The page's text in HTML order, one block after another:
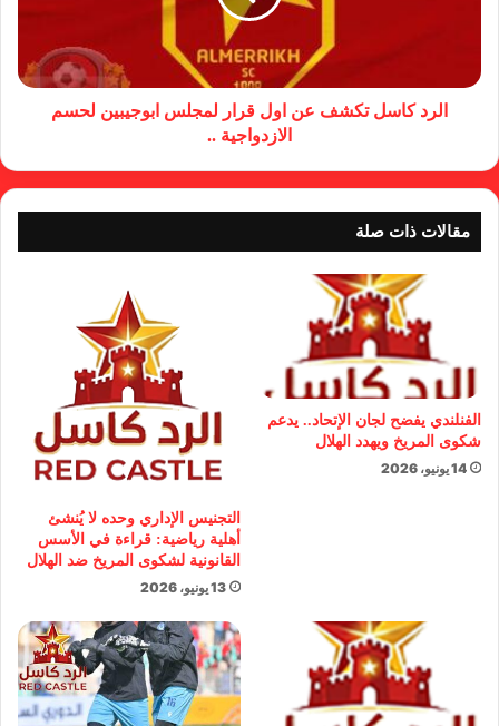
الرد كاسل تكشف عن اول قرار لمجلس ابوجيبين لحسم
الازدواجية ..
مقالات ذات صلة
الفنلندي يفضح لجان الإتحاد.. يدعم
شكوى المريخ ويهدد الهلال
14 يونيو، 2026
التجنيس الإداري وحده لا يُنشئ
أهلية رياضية: قراءة في الأسس
القانونية لشكوى المريخ ضد الهلال
13 يونيو، 2026